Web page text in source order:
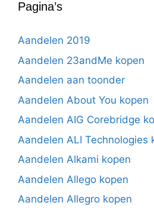
Pagina’s
Aandelen 2019
Aandelen 23andMe kopen
Aandelen aan toonder
Aandelen About You kopen
Aandelen AIG Corebridge
Aandelen ALI Technologies
Aandelen Alkami kopen
Aandelen Allego kopen
Aandelen Allegro kopen